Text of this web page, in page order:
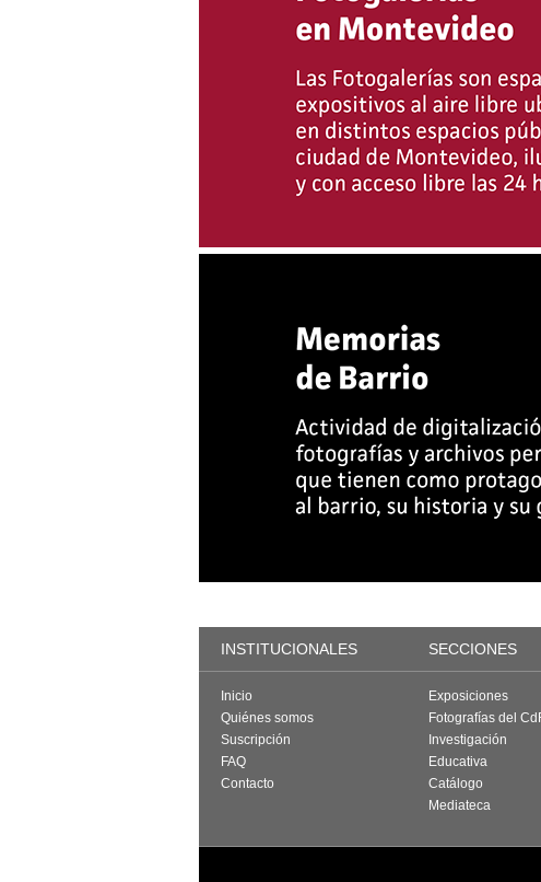
INSTITUCIONALES SECCIONES
Inicio
Quiénes somos
Suscripción
FAQ
Contacto
Exposiciones
Fotografías del
Investigación
Educativa
Catálogo
Mediateca